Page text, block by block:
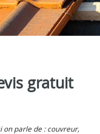
gratuit
on parle de : couvreur,